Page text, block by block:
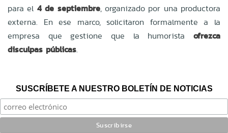
para el 4 de septiembre, organizado por una productora
externa. En ese marco, solicitaron formalmente a la
empresa que gestione que la humorista ofrezca
disculpas públicas.
SUSCRÍBETE A NUESTRO BOLETÍN DE NOTICIAS